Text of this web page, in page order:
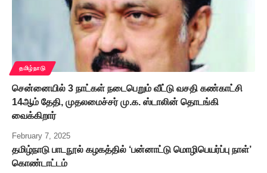
தமிழ்நாடு
சென்னையில் 3 நாட்கள் நடைபெறும் வீட்டு வசதி கண்காட்சி
14ஆம் தேதி, முதலமைச்சர் மு.க. ஸ்டாலின் தொடங்கி
வைக்கிறார்
February 7, 2025
தமிழ்நாடு பாடநூல் கழகத்தில் ‘பன்னாட்டு மொழிபெயர்ப்பு நாள்’
கொண்டாட்டம்